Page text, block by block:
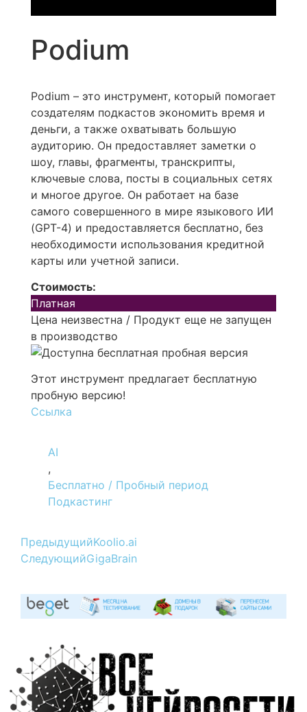
Podium
Podium – это инструмент, который помогает
создателям подкастов экономить время и
деньги, а также охватывать большую
аудиторию. Он предоставляет заметки о
шоу, главы, фрагменты, транскрипты,
ключевые слова, посты в социальных сетях
и многое другое. Он работает на базе
самого совершенного в мире языкового ИИ
(GPT-4) и предоставляется бесплатно, без
необходимости использования кредитной
карты или учетной записи.
Стоимость:
Платная
Цена неизвестна / Продукт еще не запущен
в производство
Этот инструмент предлагает бесплатную
пробную версию!
Ссылка
AI
,
Бесплатно / Пробный период
Подкастинг
ПредыдущийKoolio.ai
СледующийGigaBrain